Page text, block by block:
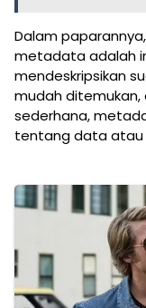
Dalam
metadata adalah
mendeskripsikan
mudah ditemukan,
sederhana,
tentang data atau